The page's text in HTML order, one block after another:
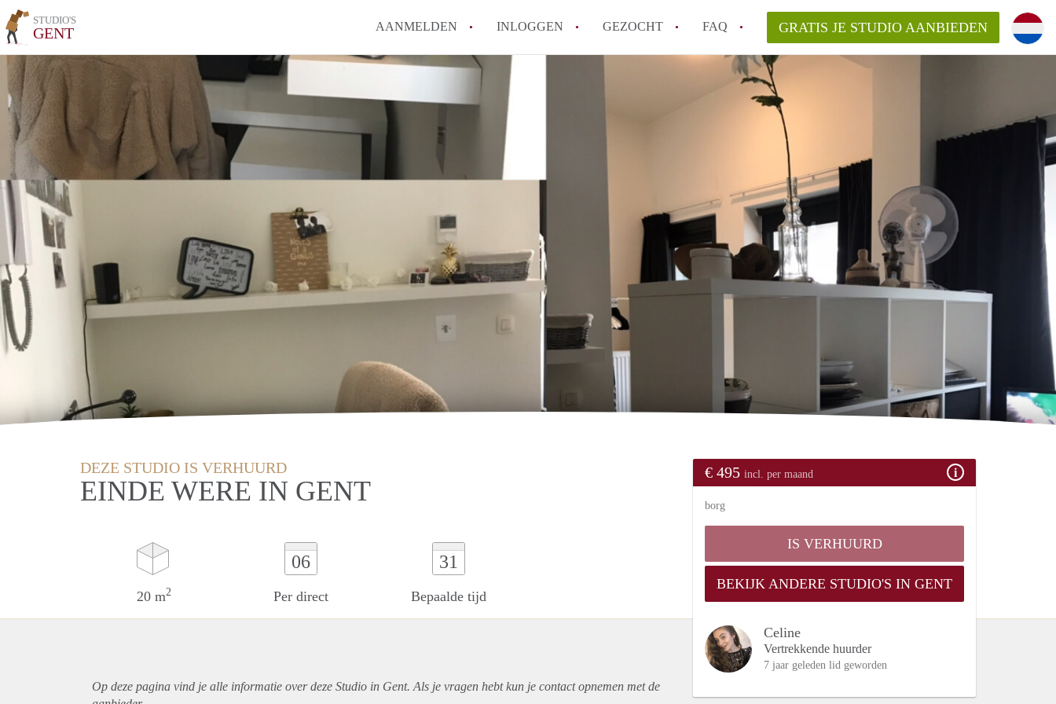
STUDIO'S
GENT AANMELDEN INLOGGEN GEZOCHT FAQ
Berekent StudioGent makelaarsvergoeding/bemiddelingsvergoeding?
Is StudioGent verantwoordelijk voor de aangeboden Studio's in Gent?
GRATIS JE STUDIO AANBIEDEN
DEZE STUDIO IS VERHUURD
EINDE WERE IN GENT
20 m2
06
Per direct
31
Bepaalde tijd
€ 495 incl. per maand
borg
IS VERHUURD
BEKIJK ANDERE STUDIO'S IN GENT
Celine
Vertrekkende huurder
7 jaar geleden lid geworden
Op deze pagina vind je alle informatie over deze Studio in Gent. Als je vragen hebt kun je contact opnemen met de